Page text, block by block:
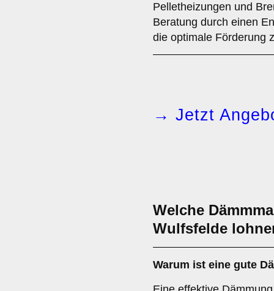
Pelletheizungen und
Beratung durch einen
die optimale Förderung
→ Jetzt
Welche
Wulfsfelde
Warum ist eine gute